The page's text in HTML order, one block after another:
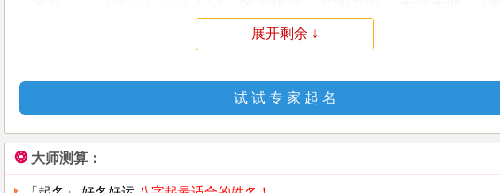
您姓名的天地人三才配置为：6 6 5（土土土）暗示健康、生活是否
此配置成功运佳，并得平安之境遇。其人有时生性硬滞，表现阴郁
亲热也易疏远。（吉）
1、总论：
展开剩余 ↓
试 试 专 家 起 名
❂ 大师测算：